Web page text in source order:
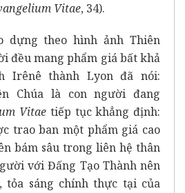
Vitae, 34).
dựng theo hình ảnh Thiên
đều mang phẩm giá bất khả
Irênê thành Lyon đã nói:
Chúa là con người đang
Vitae tiếp tục khẳng định:
trao ban một phẩm giá cao
bám sâu trong liên hệ thân
với Đấng Tạo Thành nên
tỏa sáng chính thực tại của